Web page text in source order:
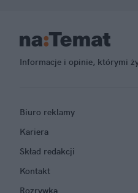
Informacje i opinie, którymi
Biuro reklamy
Kariera
Skład redakcji
Kontakt
Rozrywka